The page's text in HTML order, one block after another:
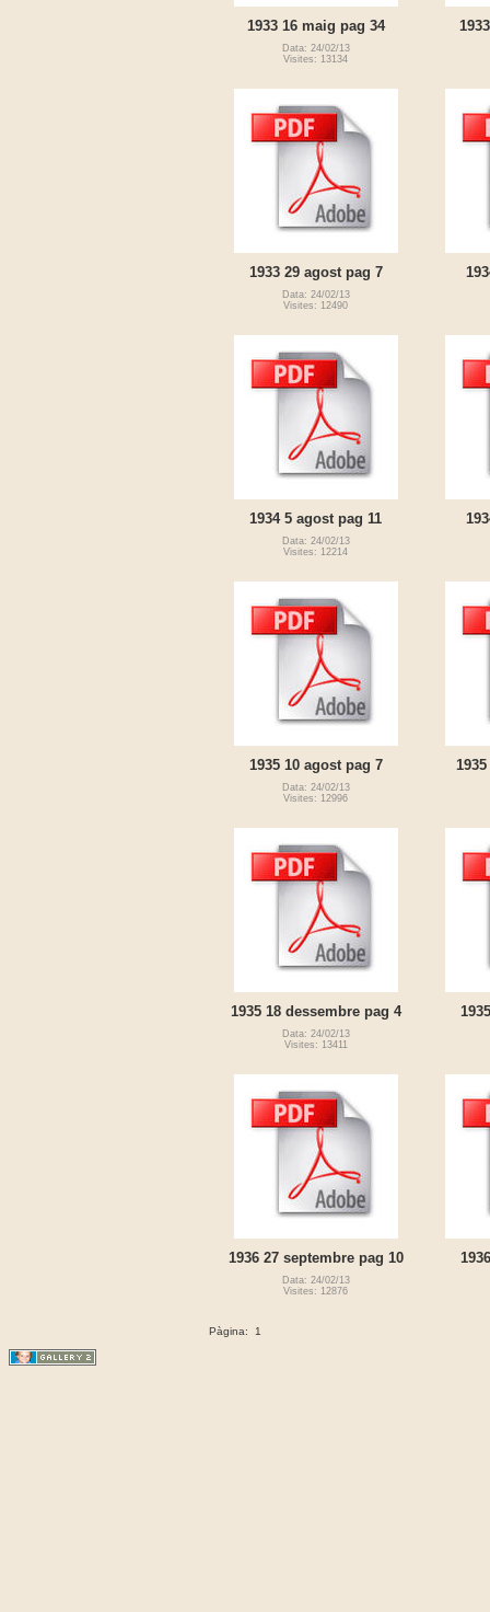
1933 16 maig pag 34
Data: 24/02/13
Visites: 13134
1933 29 agost pag 7
Data: 24/02/13
Visites: 12490
1934 5 agost pag 11
Data: 24/02/13
Visites: 12214
1935 10 agost pag 7
Data: 24/02/13
Visites: 12996
1935 18 dessembre pag 4
Data: 24/02/13
Visites: 13411
1936 27 septembre pag 10
Data: 24/02/13
Visites: 12876
Pàgina: 1